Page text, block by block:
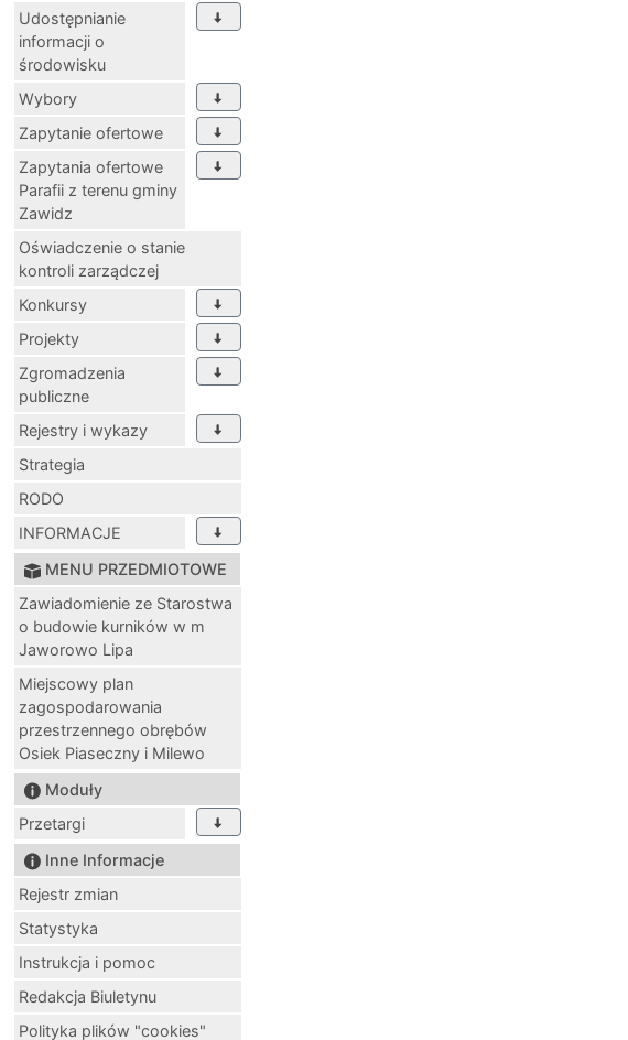
Udostępnianie
informacji o
środowisku
Wybory
Zapytanie ofertowe
Zapytania ofertowe
Parafii z terenu gminy
Zawidz
Oświadczenie o stanie
kontroli zarządczej
Konkursy
Projekty
Zgromadzenia
publiczne
Rejestry i wykazy
Strategia
RODO
INFORMACJE
MENU PRZEDMIOTOWE
Zawiadomienie ze Starostwa
o budowie kurników w m
Jaworowo Lipa
Miejscowy plan
zagospodarowania
przestrzennego obrębów
Osiek Piaseczny i Milewo
Moduły
Przetargi
Inne Informacje
Rejestr zmian
Statystyka
Instrukcja i pomoc
Redakcja Biuletynu
Polityka plików "cookies"